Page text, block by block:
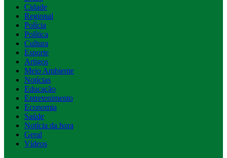
Cidade
Regional
Polícia
Política
Cultura
Esporte
Artigos
Meio Ambiente
Notícias
Educação
Entretenimento
Economia
Saúde
Notícia da hora
Geral
Vídeos